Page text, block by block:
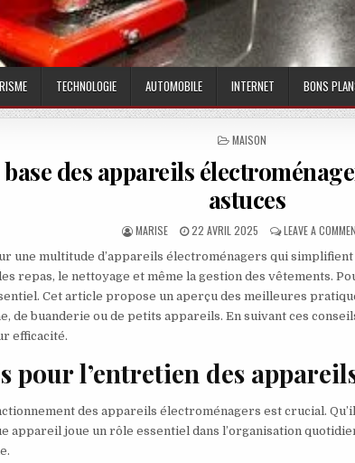
TECHNOLOGIE AUTOMOBILE INTERNET BONS
POSTED IN
MAISON
des appareils
astuces
AUTHOR:
MARISE PUBLISHED DATE:
22 AVRIL 2025 LEAVE A
une multitude d’appareils électroménagers qui
repas, le nettoyage et même la gestion des vêtements.
Cet article propose un aperçu des meilleures
de buanderie ou de petits appareils. En suivant ces
efficacité.
pour l’entretien des
des appareils électroménagers est crucial.
appareil joue un rôle essentiel dans l’organisation